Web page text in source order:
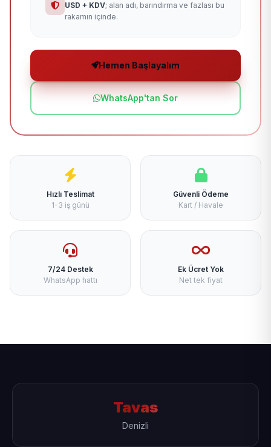
USD + KDV; alan adı, barındırma ve fazlası bu
rakamın içinde.
Hemen Başlayalım
WhatsApp'tan Sor
Hızlı Teslimat
1-3 iş günü
Güvenli Ödeme
Kart / Havale
7/24 Destek
WhatsApp hattı
Ek Ücret Yok
Net tek fiyat
Tavas
Denizli